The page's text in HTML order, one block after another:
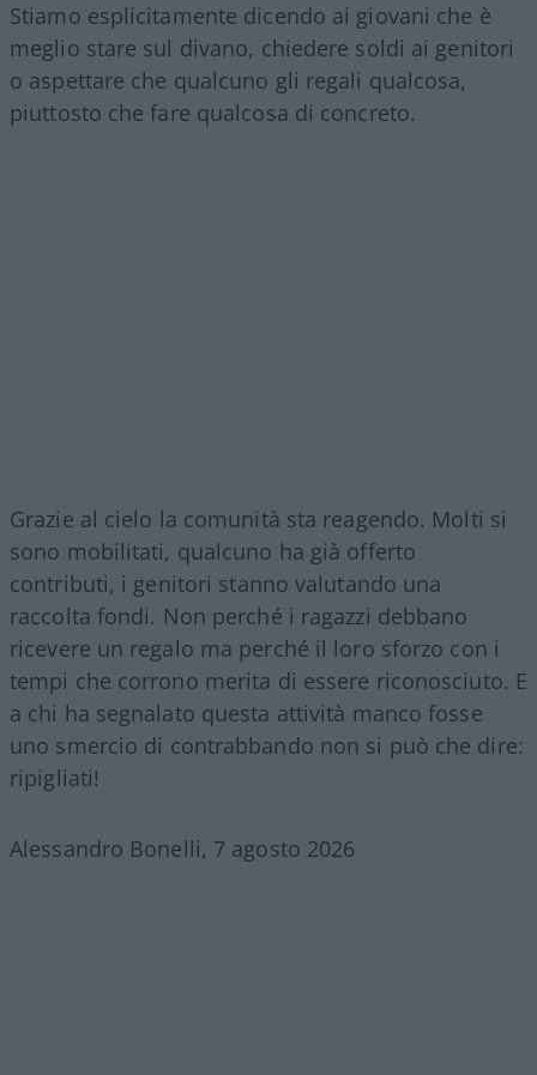
Stiamo esplicitamente dicendo ai giovani che è
meglio stare sul divano, chiedere soldi ai genitori
o aspettare che qualcuno gli regali qualcosa,
piuttosto che fare qualcosa di concreto.
Grazie al cielo la comunità sta reagendo. Molti si
sono mobilitati, qualcuno ha già offerto
contributi, i genitori stanno valutando una
raccolta fondi. Non perché i ragazzi debbano
ricevere un regalo ma perché il loro sforzo con i
tempi che corrono merita di essere riconosciuto. E
a chi ha segnalato questa attività manco fosse
uno smercio di contrabbando non si può che dire:
ripigliati!
Alessandro Bonelli, 7 agosto 2026